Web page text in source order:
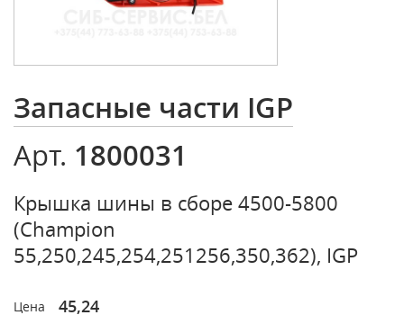
Запасные части IGP
Арт. 1800031
Крышка шины в сборе 4500-5800
(Champion
55,250,245,254,251256,350,362), IGP
Цена 45,24